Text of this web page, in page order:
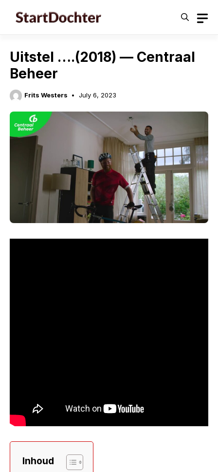
Uitstel ….(2018) — Centraal
Beheer
Frits Westers July 6, 2023
Inhoud